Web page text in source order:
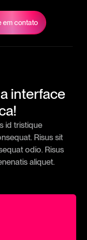
em contato
interface
id tristique
Risus sit
odio. Risus
aliquet.